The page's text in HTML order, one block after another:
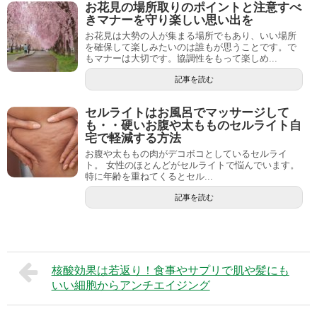
お花見の場所取りのポイントと注意すべ
きマナーを守り楽しい思い出を
お花見は大勢の人が集まる場所でもあり、いい場所
を確保して楽しみたいのは誰もが思うことです。で
もマナーは大切です。協調性をもって楽しめ...
記事を読む
セルライトはお風呂でマッサージして
も・・硬いお腹や太もものセルライト自
宅で軽減する方法
お腹や太ももの肉がデコボコとしているセルライ
ト。 女性のほとんどがセルライトで悩んでいます。
特に年齢を重ねてくるとセル...
記事を読む
核酸効果は若返り！食事やサプリで肌や髪にも
いい細胞からアンチエイジング